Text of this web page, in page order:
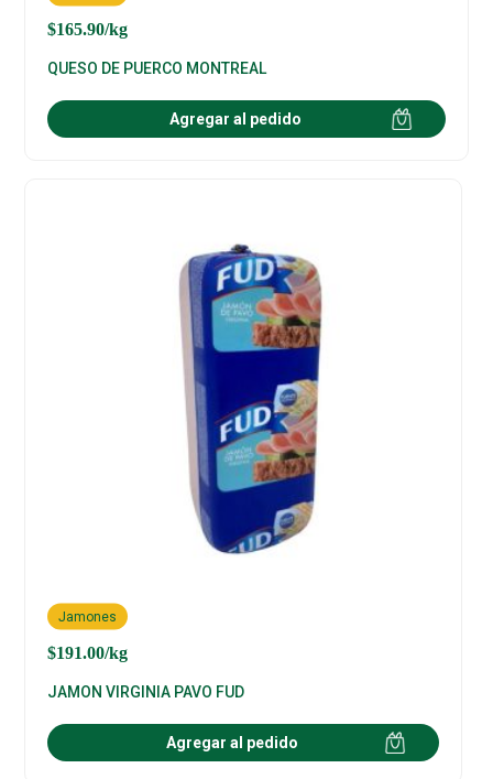
$165.90/kg
QUESO DE PUERCO MONTREAL
Agregar al pedido
$191.00/kg
Jamones
JAMON VIRGINIA PAVO FUD
Agregar al pedido